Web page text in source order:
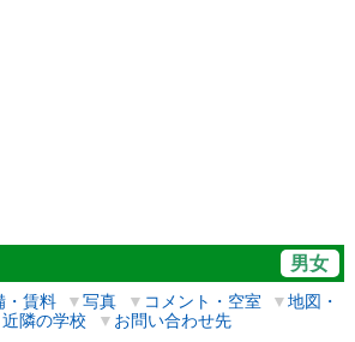
男女
・賃料 ▼写真 ▼ コメント・空室 ▼地図・
近隣の学校 ▼ お問い合わせ先